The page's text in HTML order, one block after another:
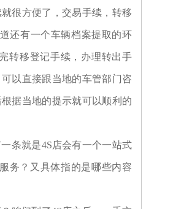
很方便了，交易手续，转移
还有一个车辆档案提取的环
转移登记手续，办理转出手
以直接跟当地的车管部门咨
据当地的提示就可以顺利的
条就是4S店会有一个一站式
务？又具体指的是哪些内容